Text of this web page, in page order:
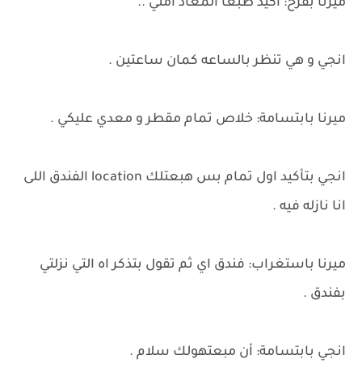
ميرنا بفرح: اكيد طبعاً المعاد أمتي ..
انجي و هي تنظر بالساعه كمان ساعتين .
ميرنا بابتسامة: خلاص تمام مقطر و معدي عليكي .
انجي بتأكيد اول تمام بس هبعتلك location الفندق اللى
انا نازله فيه .
ميرنا باستغراب: فندق اي ثم تقول بتذكر اه التي نزلتي
بفندق .
انجي بابتسامة: أن مبعتهولك سلام .